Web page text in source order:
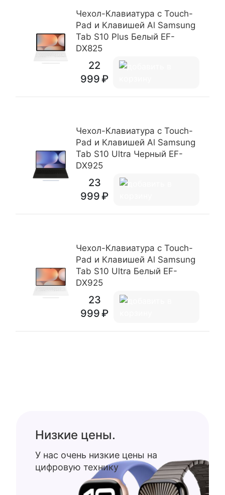
Чехол-Клавиатура c Touch-
Pad и Клавишей Al Samsung
Tab S10 Plus Белый EF-
DX825
22
999
Чехол-Клавиатура c Touch-
Pad и Клавишей Al Samsung
Tab S10 Ultra Черный EF-
DX925
23
999
Чехол-Клавиатура c Touch-
Pad и Клавишей Al Samsung
Tab S10 Ultra Белый EF-
DX925
23
999
Низкие цены.
У нас очень низкие цены на
цифровую технику